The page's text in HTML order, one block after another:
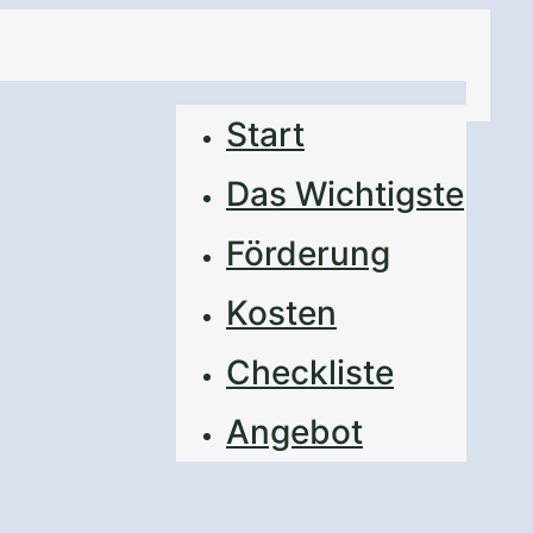
Start
Das Wichtigste
Förderung
Kosten
Checkliste
Angebot